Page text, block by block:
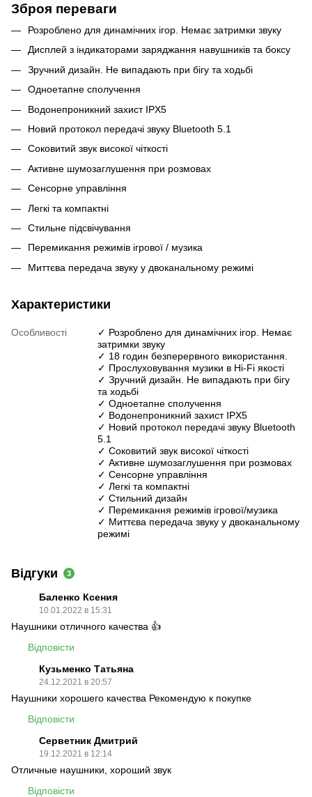
Зброя переваги
Розроблено для динамічних ігор. Немає затримки звуку
Дисплей з індикаторами заряджання навушників та боксу
Зручний дизайн. Не випадають при бігу та ходьбі
Одноетапне сполучення
Водонепроникний захист IPX5
Новий протокол передачі звуку Bluetooth 5.1
Соковитий звук високої чіткості
Активне шумозаглушення при розмовах
Сенсорне управління
Легкі та компактні
Стильне підсвічування
Перемикання режимів ігрової / музика
Миттєва передача звуку у двоканальному режимі
Характеристики
Особливості
✓ Розроблено для динамічних ігор. Немає
затримки звуку
✓ 18 годин безперервного використання.
✓ Прослуховування музики в Hi-Fi якості
✓ Зручний дизайн. Не випадають при бігу
та ходьбі
✓ Одноетапне сполучення
✓ Водонепроникний захист IPX5
✓ Новий протокол передачі звуку Bluetooth
5.1
✓ Соковитий звук високої чіткості
✓ Активне шумозаглушення при розмовах
✓ Сенсорне управління
✓ Легкі та компактні
✓ Стильний дизайн
✓ Перемикання режимів ігрової/музика
✓ Миттєва передача звуку у двоканальному
режимі
Відгуки 3
Баленко Ксения
10.01.2022 в 15:31
Наушники отличного качества 👍
Відповісти
Кузьменко Татьяна
24.12.2021 в 20:57
Наушники хорошего качества Рекомендую к покупке
Відповісти
Серветник Дмитрий
19.12.2021 в 12:14
Отличные наушники, хороший звук
Відповісти